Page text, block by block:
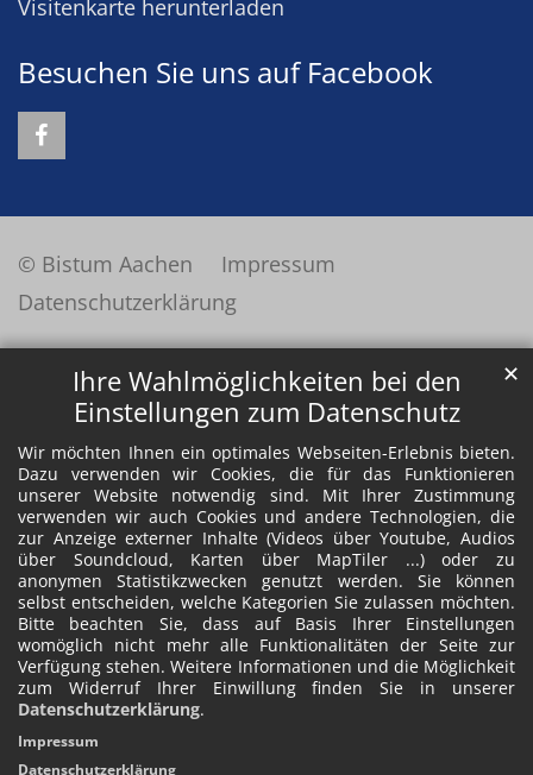
Ihre Wahlmöglichkeiten bei den
Einstellungen zum Datenschutz
Wir möchten Ihnen ein optimales Webseiten-Erlebnis bieten.
Dazu verwenden wir Cookies, die für das Funktionieren
unserer Website notwendig sind. Mit Ihrer Zustimmung
verwenden wir auch Cookies und andere Technologien, die
zur Anzeige externer Inhalte (Videos über Youtube, Audios
über Soundcloud, Karten über MapTiler ...) oder zu
anonymen Statistikzwecken genutzt werden. Sie können
selbst entscheiden, welche Kategorien Sie zulassen möchten.
Bitte beachten Sie, dass auf Basis Ihrer Einstellungen
womöglich nicht mehr alle Funktionalitäten der Seite zur
Verfügung stehen. Weitere Informationen und die Möglichkeit
zum Widerruf Ihrer Einwillung finden Sie in unserer
Datenschutzerklärung.
✕
Impressum
Datenschutzerklärung
Visitenkarte herunterladen
Besuchen Sie uns auf Facebook
© Bistum Aachen
Impressum
Datenschutzerklärung